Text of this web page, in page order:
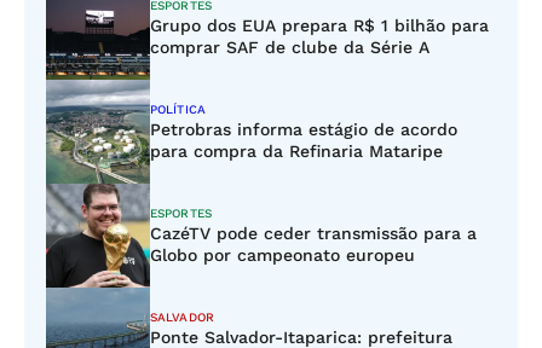
ESPORTES
Grupo dos EUA prepara R$ 1 bilhão para
comprar SAF de clube da Série A
POLÍTICA
Petrobras informa estágio de acordo
para compra da Refinaria Mataripe
ESPORTES
CazéTV pode ceder transmissão para a
Globo por campeonato europeu
SALVADOR
Ponte Salvador-Itaparica: prefeitura